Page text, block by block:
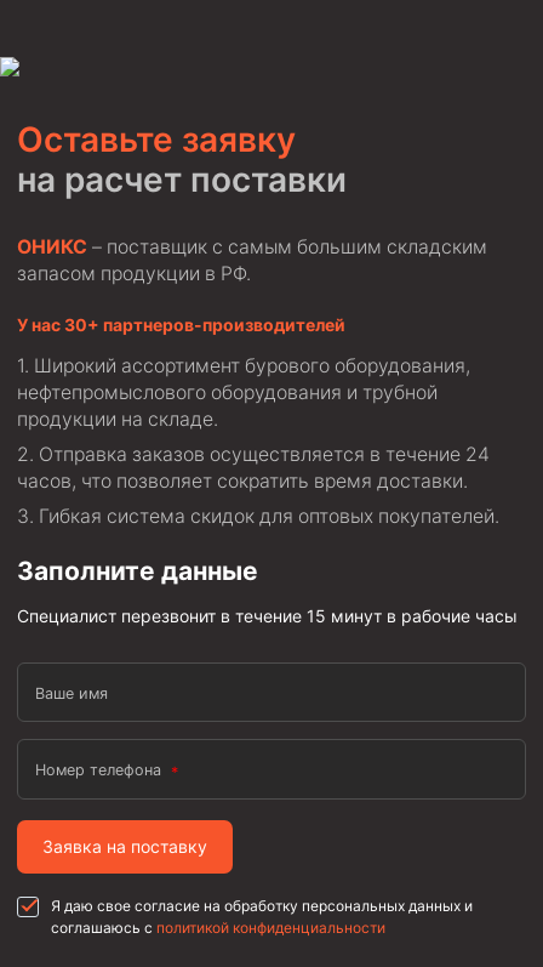
Краны шаровые КШЗ
Головки цементировочные универсальные
скважин УЭЦС
Турбулизаторы типа ЦТ
Разъединители резьбовые РР
Переводники
Кольца ограничительные ПЦ и ЦЦ
Клапаны обратные
Краны шаровые и пробковые
Муфты ступенчатого цементирования
Пробки цементировочные
Скребки корончатые СК и тросовые СТ
Герметизаторы устьевые
Башмаки колонные
Перья для резки кабеля
Шаблоны колонные
Перья гидромониторные
Оставьте заявку
на расчет поставки
ОНИКС – поставщик с самым большим складским
запасом продукции в РФ.
У нас 30+ партнеров-производителей
Широкий ассортимент бурового оборудования,
нефтепромыслового оборудования и трубной
продукции на складе.
Отправка заказов осуществляется в течение 24
часов, что позволяет сократить время доставки.
Гибкая система скидок для оптовых покупателей.
Заполните данные
Специалист перезвонит в течение 15 минут в рабочие часы
Ваше имя
Номер телефона
Заявка на поставку
Я даю свое согласие на обработку персональных данных и
соглашаюсь с политикой конфиденциальности